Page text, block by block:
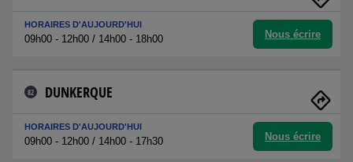
HORAIRES D'AUJOURD'HUI
09h00 - 12h00 / 14h00 - 18h00 Nous écrire
82 DUNKERQUE
HORAIRES D'AUJOURD'HUI
09h00 - 12h00 / 14h00 - 17h30 Nous écrire